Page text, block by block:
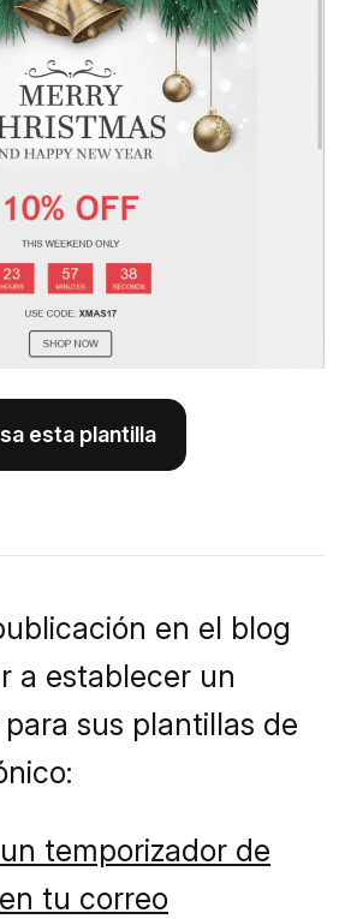
esta plantilla
en el blog
a establecer un
sus plantillas de
temporizador de
tu correo